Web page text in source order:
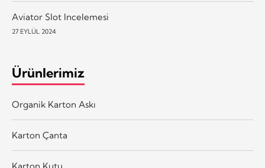
Aviator Slot Incelemesi
27 EYLÜL 2024
Ürünlerimiz
Organik Karton Askı
Karton Çanta